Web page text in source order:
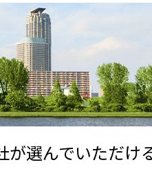
が選んでいただけ